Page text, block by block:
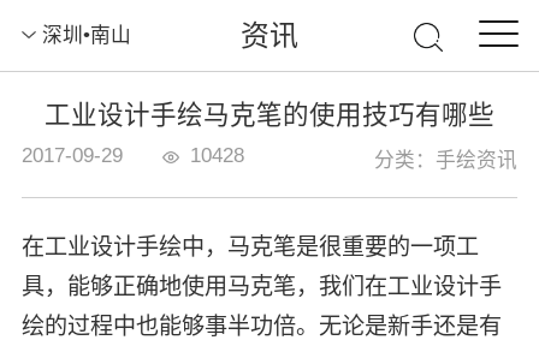
深圳•南山 资讯
工业设计手绘马克笔的使用技巧有哪些
2017-09-29 10428 分类：手绘资讯
在工业设计手绘中，马克笔是很重要的一项工
具，能够正确地使用马克笔，我们在工业设计手
绘的过程中也能够事半功倍。无论是新手还是有